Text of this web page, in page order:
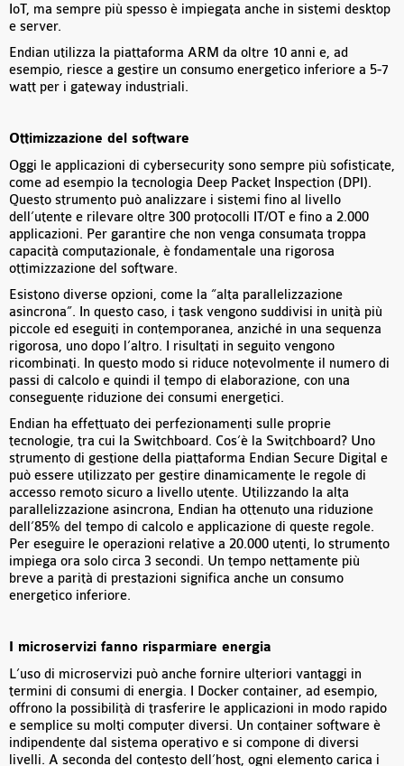
IoT, ma sempre più spesso è impiegata anche in sistemi desktop
e server.
Endian utilizza la piattaforma ARM da oltre 10 anni e, ad
esempio, riesce a gestire un consumo energetico inferiore a 5-7
watt per i gateway industriali.
Ottimizzazione del software
Oggi le applicazioni di cybersecurity sono sempre più sofisticate,
come ad esempio la tecnologia Deep Packet Inspection (DPI).
Questo strumento può analizzare i sistemi fino al livello
dell’utente e rilevare oltre 300 protocolli IT/OT e fino a 2.000
applicazioni. Per garantire che non venga consumata troppa
capacità computazionale, è fondamentale una rigorosa
ottimizzazione del software.
Esistono diverse opzioni, come la “alta parallelizzazione
asincrona”. In questo caso, i task vengono suddivisi in unità più
piccole ed eseguiti in contemporanea, anziché in una sequenza
rigorosa, uno dopo l’altro. I risultati in seguito vengono
ricombinati. In questo modo si riduce notevolmente il numero di
passi di calcolo e quindi il tempo di elaborazione, con una
conseguente riduzione dei consumi energetici.
Endian ha effettuato dei perfezionamenti sulle proprie
tecnologie, tra cui la Switchboard. Cos’è la Switchboard? Uno
strumento di gestione della piattaforma Endian Secure Digital e
può essere utilizzato per gestire dinamicamente le regole di
accesso remoto sicuro a livello utente. Utilizzando la alta
parallelizzazione asincrona, Endian ha ottenuto una riduzione
dell’85% del tempo di calcolo e applicazione di queste regole.
Per eseguire le operazioni relative a 20.000 utenti, lo strumento
impiega ora solo circa 3 secondi. Un tempo nettamente più
breve a parità di prestazioni significa anche un consumo
energetico inferiore.
I microservizi fanno risparmiare energia
L’uso di microservizi può anche fornire ulteriori vantaggi in
termini di consumi di energia. I Docker container, ad esempio,
offrono la possibilità di trasferire le applicazioni in modo rapido
e semplice su molti computer diversi. Un container software è
indipendente dal sistema operativo e si compone di diversi
livelli. A seconda del contesto dell’host, ogni elemento carica i